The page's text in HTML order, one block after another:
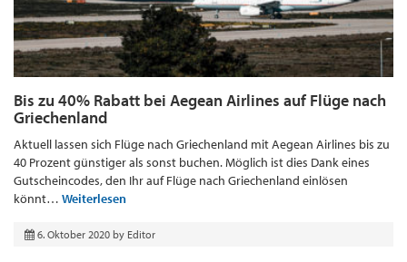
Bis zu 40% Rabatt bei Aegean Airlines auf Flüge nach
Griechenland
Aktuell lassen sich Flüge nach Griechenland mit Aegean Airlines bis zu
40 Prozent günstiger als sonst buchen. Möglich ist dies Dank eines
Gutscheincodes, den Ihr auf Flüge nach Griechenland einlösen
könnt… Weiterlesen
6. Oktober 2020 by Editor